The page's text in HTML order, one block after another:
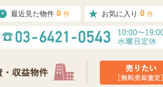
最近見た物件 0 件 お気に入り 0 件